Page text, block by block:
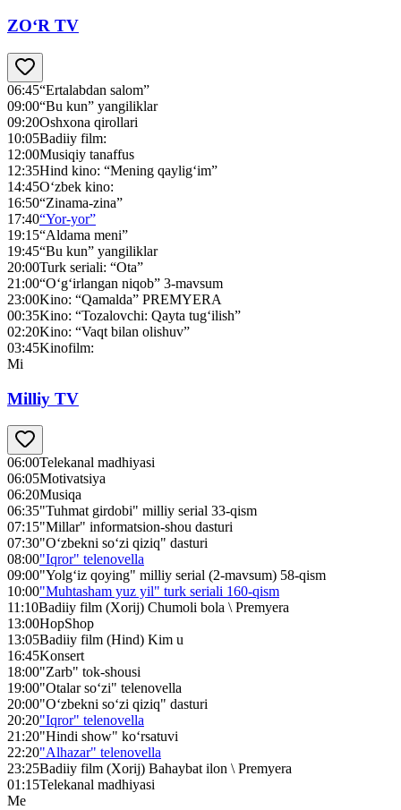
ZO‘R TV
06:45“Ertalabdan salom”
09:00“Bu kun” yangiliklar
09:20Oshxona qirollari
10:05Badiiy film:
12:00Musiqiy tanaffus
12:35Hind kino: “Mening qaylig‘im”
14:45O‘zbek kino:
16:50“Zinama-zina”
17:40“Yor-yor”
19:15“Aldama meni”
19:45“Bu kun” yangiliklar
20:00Turk seriali: “Ota”
21:00“O‘g‘irlangan niqob” 3-mavsum
23:00Kino: “Qamalda” PREMYERA
00:35Kino: “Tozalovchi: Qayta tug‘ilish”
02:20Kino: “Vaqt bilan olishuv”
03:45Kinofilm:
Mi
Milliy TV
06:00Telekanal madhiyasi
06:05Motivatsiya
06:20Musiqa
06:35"Tuhmat girdobi" milliy serial 33-qism
07:15"Millar" informatsion-shou dasturi
07:30"O‘zbekni so‘zi qiziq" dasturi
08:00"Iqror" telenovella
09:00"Yolg‘iz qoying" milliy serial (2-mavsum) 58-qism
10:00"Muhtasham yuz yil" turk seriali 160-qism
11:10Badiiy film (Xorij) Chumoli bola \ Premyera
13:00HopShop
13:05Badiiy film (Hind) Kim u
16:45Konsert
18:00"Zarb" tok-shousi
19:00"Otalar so‘zi" telenovella
20:00"O‘zbekni so‘zi qiziq" dasturi
20:20"Iqror" telenovella
21:20"Hindi show" ko‘rsatuvi
22:20"Alhazar" telenovella
23:25Badiiy film (Xorij) Bahaybat ilon \ Premyera
01:15Telekanal madhiyasi
Me